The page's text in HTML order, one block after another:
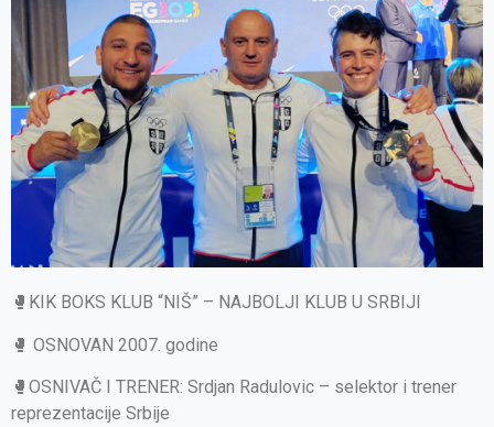
🥊KIK BOKS KLUB “NIŠ” – NAJBOLJI KLUB U SRBIJI
🥊 OSNOVAN 2007. godine
🥊OSNIVAČ I TRENER: Srdjan Radulovic – selektor i trener
reprezentacije Srbije